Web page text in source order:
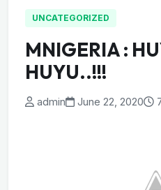
UNCATEGORIZED
MNIGERIA :
HUYU..!!!
admin June 22, 2020